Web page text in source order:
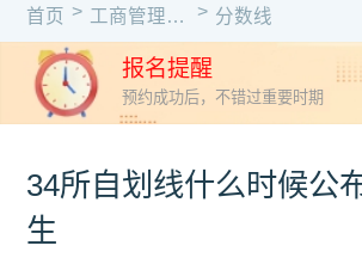
首页 > 工商管理MBA > 分数线
报名提醒
预约成功后，不错过重要时期
34所自划线什么时候公
生